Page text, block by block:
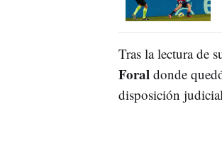
Tras la lectura de
Foral donde
disposición